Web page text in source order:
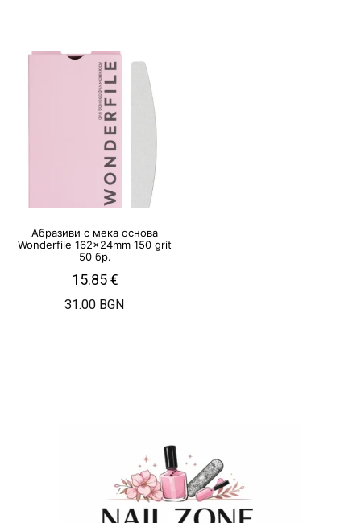
Абразиви с мека основа
Wonderfile 162x24mm 150 grit
50 бр.
15.85€
31.00 BGN